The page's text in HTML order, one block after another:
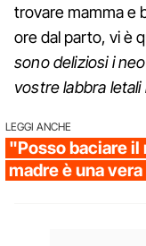
trovare mamma e
ore dal parto, vi è
sono deliziosi i
vostre labbra letali
LEGGI ANCHE
"Posso baciare
madre è una